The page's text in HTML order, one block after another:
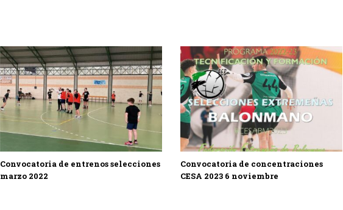
Convocatoria de entrenos selecciones
marzo 2022
Convocatoria de concentraciones
CESA 2023 6 noviembre